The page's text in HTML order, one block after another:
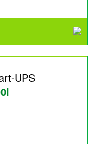
UPS